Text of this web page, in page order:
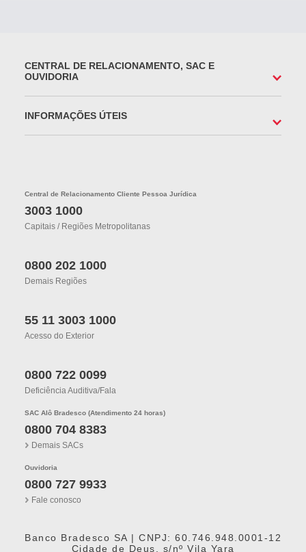
CENTRAL DE RELACIONAMENTO, SAC E
OUVIDORIA
INFORMAÇÕES ÚTEIS
Central de Relacionamento Cliente Pessoa Jurídica
3003 1000
Capitais / Regiões Metropolitanas
0800 202 1000
Demais Regiões
55 11 3003 1000
Acesso do Exterior
0800 722 0099
Deficiência Auditiva/fala
SAC Alô Bradesco (Atendimento 24 horas)
0800 704 8383
Demais SACs
Ouvidoria
0800 727 9933
Fale conosco
Banco Bradesco SA | CNPJ: 60.746.948.0001-12
Cidade de Deus, s/nº Vila Yara